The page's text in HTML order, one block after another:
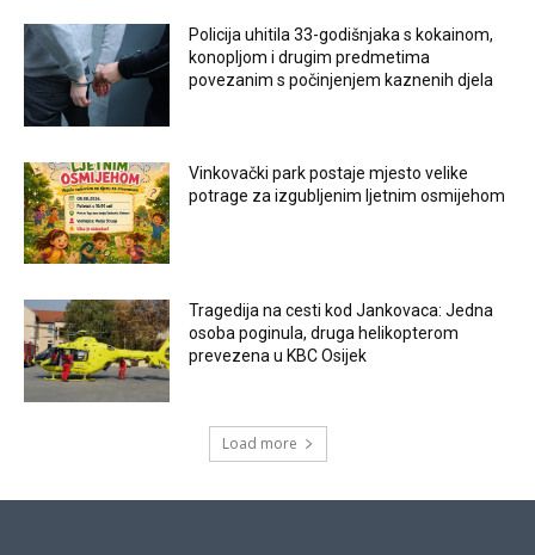
Policija uhitila 33-godišnjaka s kokainom,
konopljom i drugim predmetima
povezanim s počinjenjem kaznenih djela
Vinkovački park postaje mjesto velike
potrage za izgubljenim ljetnim osmijehom
Tragedija na cesti kod Jankovaca: Jedna
osoba poginula, druga helikopterom
prevezena u KBC Osijek
Load more